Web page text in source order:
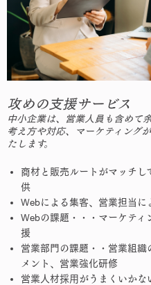
攻めの支援サービス
中小企業は、営業人員も含めて
考え方や対応、マーケティング
たします。
商材と販売ルートがマッチし
供
Webによる集客、営業担当
Webの課題・・・マーケティ
援
営業部門の課題・・営業組織
メント、営業強化研修
営業人材採用がうまくいか